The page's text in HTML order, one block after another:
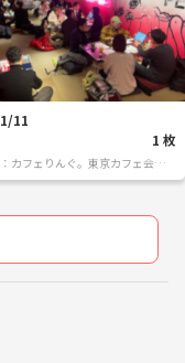
草11
1 枚
カフェりんぐ。東京カフェ会・飲